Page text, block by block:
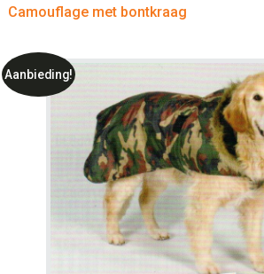
Camouflage met bontkraag
Aanbieding!